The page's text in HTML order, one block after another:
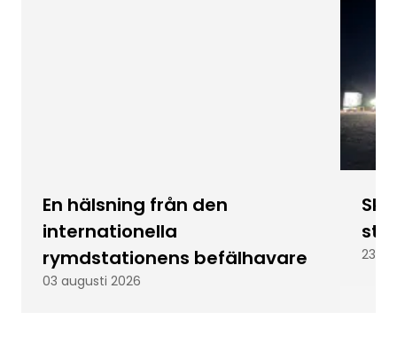
En hälsning från den
internationella
rymdstationens befälhavare
03 augusti 2026
23